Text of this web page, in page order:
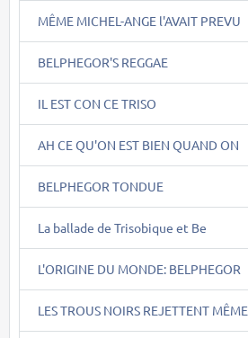
MÊME MICHEL-ANGE l'AVAIT PREVU
BELPHEGOR'S REGGAE
IL EST CON CE TRISO
AH CE QU'ON EST BIEN QUAND ON
BELPHEGOR TONDUE
La ballade de Trisobique et Be
L'ORIGINE DU MONDE: BELPHEGOR
LES TROUS NOIRS REJETTENT MÊME